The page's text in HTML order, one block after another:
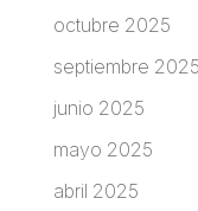
octubre 2025
septiembre 2025
junio 2025
mayo 2025
abril 2025